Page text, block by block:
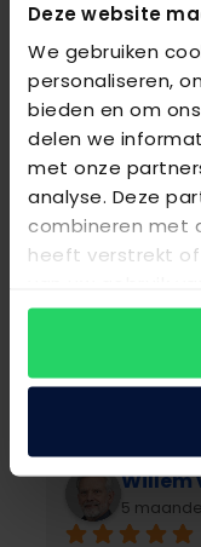
Deze website
We gebruiken
personaliseren,
bieden en om
delen we
met onze
analyse. Deze
combineren met
heeft verstrekt
026
4.9
Willem
5